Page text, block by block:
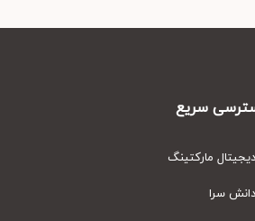
سریع
مارکتینگ
سرا